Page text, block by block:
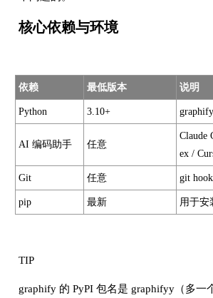
核心依赖与环境
依赖 最低版本 说明
Python 3.10+
AI 编码助手 任意
Claude
ex /
Git 任意 git
pip 最新 用于安
TIP
graphify 的 PyPI 包名是 graphifyy（多一